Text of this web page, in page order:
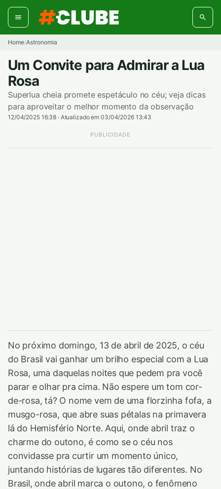
Pular
para
conteúdo
Home/Astronomia
Um Convite para Admirar a Lua
Rosa
Superlua cheia promete espetáculo no céu; veja dicas
para aproveitar o melhor momento da observação
12/04/2025 16:38 · Atualizado em 03/04/2026 13:43
PUBLICIDADE
No próximo domingo, 13 de abril de 2025, o céu
do Brasil vai ganhar um brilho especial com a Lua
Rosa, uma daquelas noites que pedem pra você
parar e olhar pra cima. Não espere um tom cor-
de-rosa, tá? O nome vem de uma florzinha fofa, a
musgo-rosa, que abre suas pétalas na primavera
lá do Hemisfério Norte. Aqui, onde abril traz o
charme do outono, é como se o céu nos
convidasse pra curtir um momento único,
juntando histórias de lugares tão diferentes. No
Brasil, onde abril marca o outono, o fenômeno